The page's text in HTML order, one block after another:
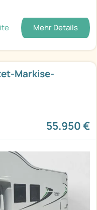
Mehr Details
Markise-
55.950 €